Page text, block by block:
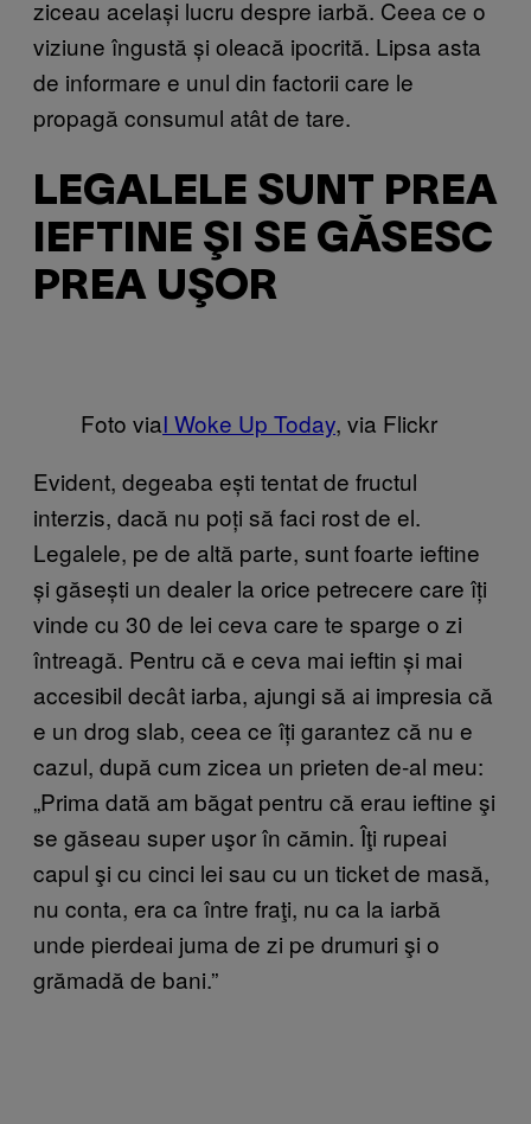
ziceau același lucru despre iarbă. Ceea ce o
viziune îngustă și oleacă ipocrită. Lipsa asta
de informare e unul din factorii care le
propagă consumul atât de tare.
LEGALELE SUNT PREA
IEFTINE ŞI SE GĂSESC
PREA UŞOR
Foto viaI Woke Up Today, via Flickr
Evident, degeaba ești tentat de fructul
interzis, dacă nu poți să faci rost de el.
Legalele, pe de altă parte, sunt foarte ieftine
și găsești un dealer la orice petrecere care îți
vinde cu 30 de lei ceva care te sparge o zi
întreagă. Pentru că e ceva mai ieftin și mai
accesibil decât iarba, ajungi să ai impresia că
e un drog slab, ceea ce îți garantez că nu e
cazul, după cum zicea un prieten de-al meu:
„Prima dată am băgat pentru că erau ieftine şi
se găseau super uşor în cămin. Îţi rupeai
capul şi cu cinci lei sau cu un ticket de masă,
nu conta, era ca între fraţi, nu ca la iarbă
unde pierdeai juma de zi pe drumuri şi o
grămadă de bani.”